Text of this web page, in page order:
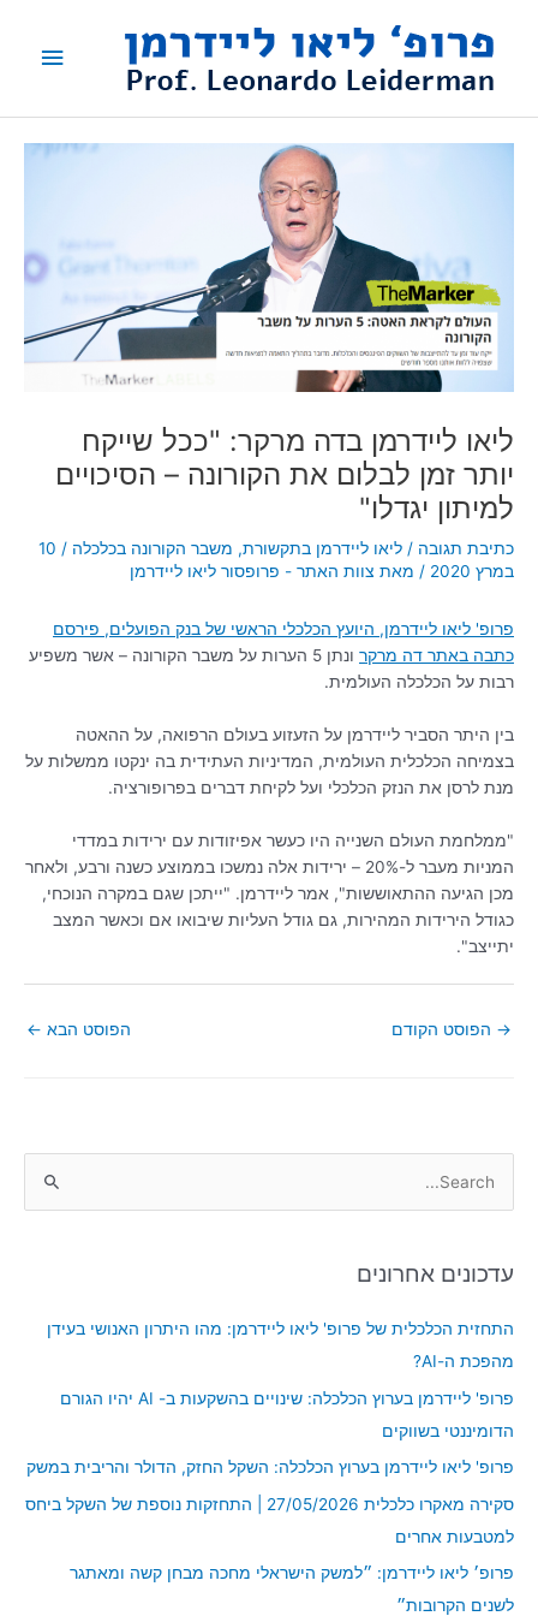
ראשי
ליאו ליידרמן בדה מרקר: "ככל שייקח
יותר זמן לבלום את הקורונה – הסיכויים
למיתון יגדלו"
כתיבת תגובה / ליאו ליידרמן בתקשורת, משבר הקורונה בכלכלה /
10
במרץ 2020
/ מאת צוות האתר - פרופסור ליאו ליידרמן
פרופ' ליאו ליידרמן, היועץ הכלכלי הראשי של בנק הפועלים, פירסם
כתבה באתר דה מרקר
ונתן 5 הערות על משבר הקורונה – אשר משפיע
רבות על הכלכלה העולמית.
בין היתר הסביר ליידרמן על הזעזוע בעולם הרפואה, על ההאטה
בצמיחה הכלכלית העולמית, המדיניות העתידית בה ינקטו ממשלות על
מנת לרסן את הנזק הכלכלי ועל לקיחת דברים בפרופורציה.
"ממלחמת העולם השנייה היו כעשר אפיזודות עם ירידות במדדי
המניות מעבר ל-20% – ירידות אלה נמשכו בממוצע כשנה ורבע, ולאחר
מכן הגיעה ההתאוששות", אמר ליידרמן. "ייתכן שגם במקרה הנוכחי,
כגודל הירידות המהירות, גם גודל העליות שיבואו אם וכאשר המצב
יתייצב".
→ הפוסט הקודם הפוסט הבא ←
r
:
עדכונים אחרונים
התחזית הכלכלית של פרופ' ליאו ליידרמן: מהו היתרון האנושי בעידן
מהפכת ה-AI?
פרופ' ליידרמן בערוץ הכלכלה: שינויים בהשקעות ב- AI יהיו הגורם
הדומיננטי בשווקים
פרופ' ליאו ליידרמן בערוץ הכלכלה: השקל החזק, הדולר והריבית במשק
סקירה מאקרו כלכלית 27/05/2026 | התחזקות נוספת של השקל ביחס
למטבעות אחרים
פרופ׳ ליאו ליידרמן: ״למשק הישראלי מחכה מבחן קשה ומאתגר
לשנים הקרובות״